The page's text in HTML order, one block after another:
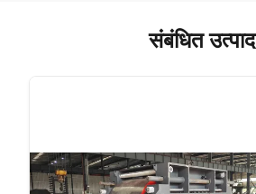
संबंधित उत्पाद